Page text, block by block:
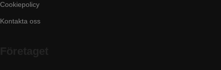
Cookiepolicy
Kontakta oss